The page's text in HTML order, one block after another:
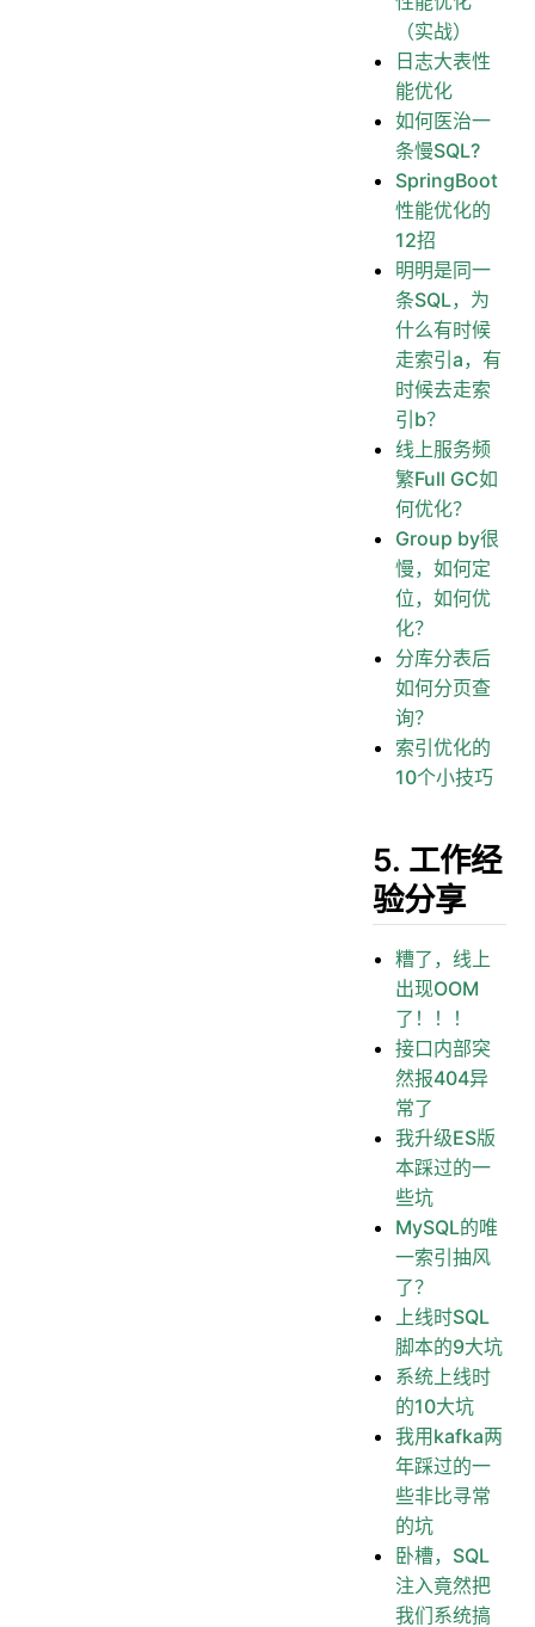
（实战）
日志大表性
能优化
如何医治一
条慢SQL?
SpringBoot
性能优化的
12招
明明是同一
条SQL，为
什么有时候
走索引a，有
时候去走索
引b？
线上服务频
繁Full GC如
何优化？
Group by很
慢，如何定
位，如何优
化？
分库分表后
如何分页查
询？
索引优化的
10个小技巧
5. 工作经
验分享
糟了，线上
出现OOM
了！！！
接口内部突
然报404异
常了
我升级ES版
本踩过的一
些坑
MySQL的唯
一索引抽风
了？
上线时SQL
脚本的9大坑
系统上线时
的10大坑
我用kafka两
年踩过的一
些非比寻常
的坑
卧槽，SQL
注入竟然把
我们系统搞